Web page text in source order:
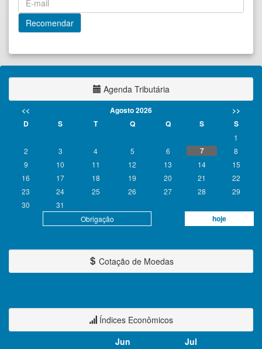
Agenda Tributária
<< Agosto 2026
>>
D
S T Q Q S S
Obrigação hoje
1
2
3 4 5 6 7
8
9
10 11 12 13 14
15
16
17 18 19 20 21
22
23
24 25 26 27 28
29
30
31
Cotação de Moedas
Índices Econômicos
Jun
Jul